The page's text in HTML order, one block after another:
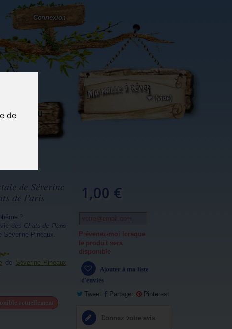
de
Connexion
(vide)
côté du
blog...
de Séverine
de Paris
?
des Chats de Paris
Séverine Pineaux.
de Séverine Pineaux
actuellement
1,00 €
Prévenez-moi lorsque
le produit sera
disponible
Ajouter à ma liste
d'envies
Tweet
Partager Pinterest
Donnez votre avis